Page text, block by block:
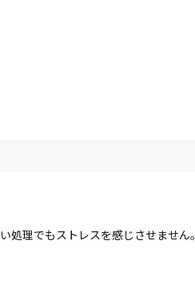
理でもストレスを感じさせません。